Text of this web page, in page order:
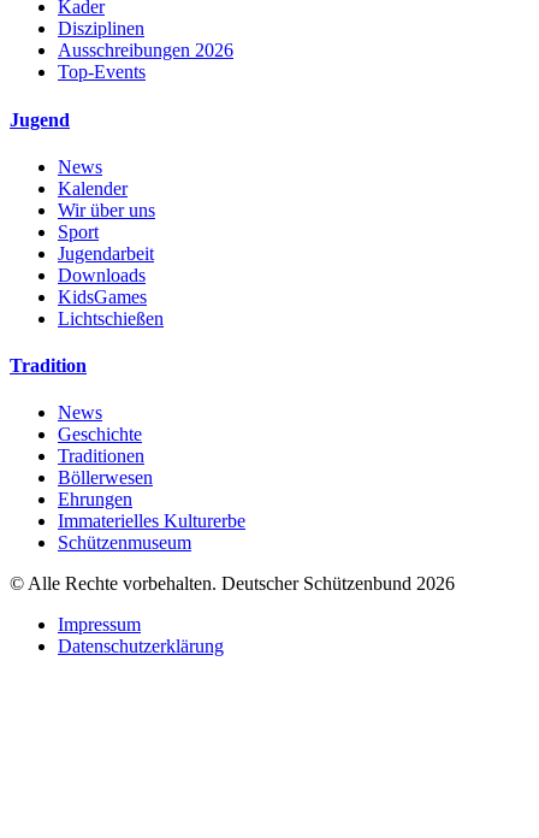
Kader
Disziplinen
Ausschreibungen 2026
Top-Events
Jugend
News
Kalender
Wir über uns
Sport
Jugendarbeit
Downloads
KidsGames
Lichtschießen
Tradition
News
Geschichte
Traditionen
Böllerwesen
Ehrungen
Immaterielles Kulturerbe
Schützenmuseum
© Alle Rechte vorbehalten. Deutscher Schützenbund 2026
Impressum
Datenschutzerklärung